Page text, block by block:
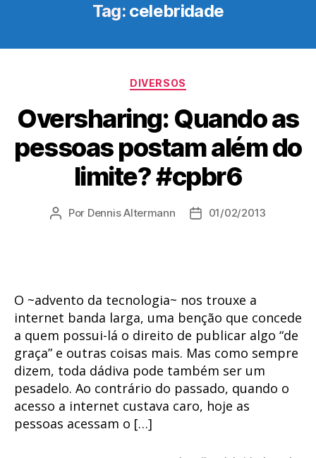
Tag: celebridade
Categorias
DIVERSOS
Oversharing: Quando as
pessoas postam além do
limite? #cpbr6
Autor
Por Dennis Altermann
Data01/02/2013
O ~advento da tecnologia~ nos trouxe a
internet banda larga, uma benção que concede
a quem possui-lá o direito de publicar algo “de
graça” e outras coisas mais. Mas como sempre
dizem, toda dádiva pode também ser um
pesadelo. Ao contrário do passado, quando o
acesso a internet custava caro, hoje as
pessoas acessam o […]